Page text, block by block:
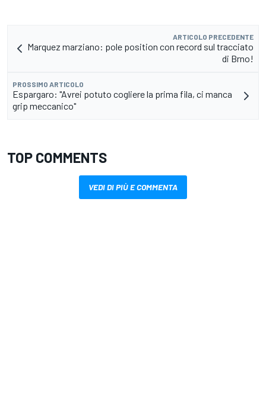
ARTICOLO PRECEDENTE
Marquez marziano: pole position con record sul tracciato
di Brno!
PROSSIMO ARTICOLO
Espargaro: "Avrei potuto cogliere la prima fila, ci manca
grip meccanico"
TOP COMMENTS
VEDI DI PIÙ E COMMENTA